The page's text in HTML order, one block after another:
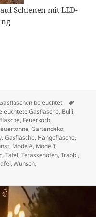
Schienen mit LED-
Feuer- und Dekotonnen
beleuchtet
Gasflasche, Bulli,
, Feuerkorb,
,Gartendeko,
,Gasflasche, Hängeflasche,
, ModelA, ModelT,
,Tafel,Terassenofen,Trabbi,
,Wunsch,